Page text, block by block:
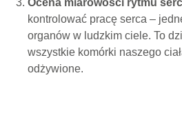
Ocena miarowości rytmu
kontrolować pracę serca –
organów w ludzkim ciele. To
wszystkie komórki naszego
odżywione.